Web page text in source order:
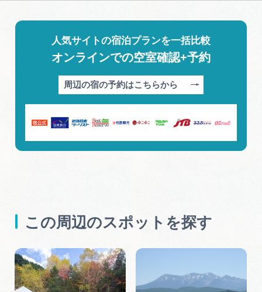
人気サイトの宿泊プランを一括比較
オンラインでの空室確認+予約
周辺の宿の予約はこちらから
この周辺のスポットを探す